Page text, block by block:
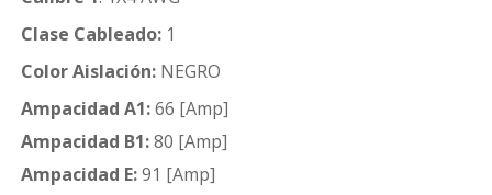
Clase Cableado: 1
Color Aislación: NEGRO
Ampacidad A1:66 [Amp]
Ampacidad B1:80 [Amp]
Ampacidad E:91 [Amp]